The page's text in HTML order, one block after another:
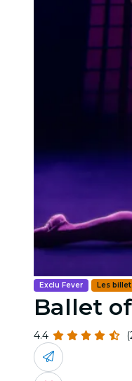
Exclu Fever Les
Ballet
4.4